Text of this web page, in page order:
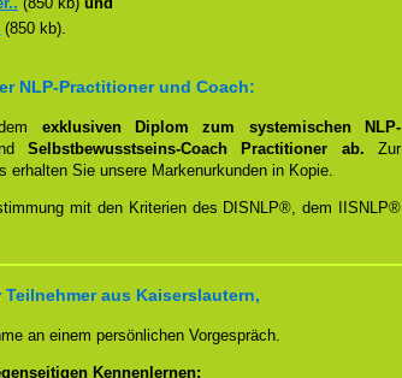
(850 kb).
NLP-Practitioner und Coach:
exklusiven Diplom zum systemischen NLP-
Selbstbewusstseins-Coach Practitioner ab.Zur
erhalten Sie unsere Markenurkunden in Kopie.
mit den Kriterien des DISNLP®, dem IISNLP®
aus Kaiserslautern,
an einem persönlichen Vorgespräch.
Kennenlernen: